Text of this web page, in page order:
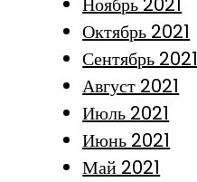
Октябрь 2021
Сентябрь 2021
Август 2021
Июль 2021
Июнь 2021
Май 2021